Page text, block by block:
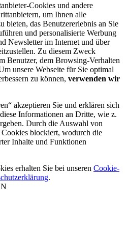
Cookies und andere
um Ihnen alle
bieten, das Benutzererlebnis an Sie
und personalisierte Werbung
Newsletter im Internet und über
Zu diesem Zweck
Benutzer, dem Browsing-Verhalten
unsere Webseite für Sie optimal
zu können, verwenden wir
akzeptieren Sie und erklären sich
Informationen an Dritte, wie z.
Durch die Auswahl von
blockiert, wodurch die
Inhalte und Funktionen
erhalten Sie bei unseren Cookie-
.